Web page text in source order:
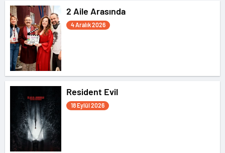
2 Aile Arasında
4 Aralık 2026
Resident Evil
18 Eylül 2026